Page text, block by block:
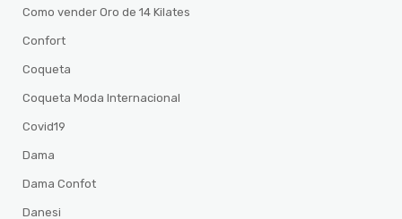
Como vender Oro de 14 Kilates
Confort
Coqueta
Coqueta Moda Internacional
Covid19
Dama
Dama Confot
Danesi